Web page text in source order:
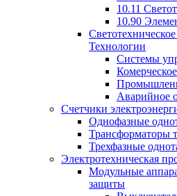
10.11
10.90
Технологии
Системы
Аварийное
Счетчики
Однофазные
Трансформаторы
Трехфазные
Электротехническая
Модульные
защиты